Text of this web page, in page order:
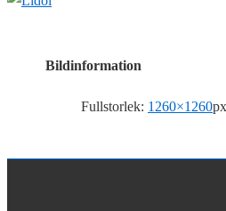
Bildinformation
Fullstorlek: 1260×1260px